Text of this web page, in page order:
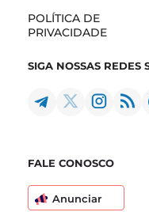
POLÍTICA DE
PRIVACIDADE
SIGA NOSSAS REDES
FALE CONOSCO
Anunciar